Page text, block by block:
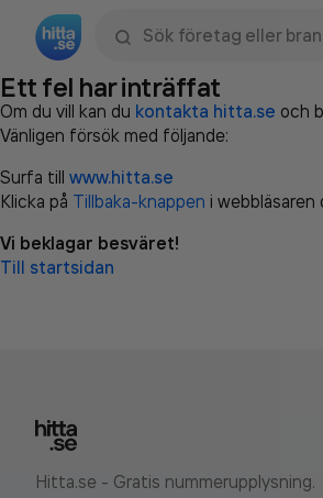
Ett fel har inträffat
Om du vill kan du kontakta hitta.se och
Vänligen försök med följande:
Surfa till www.hitta.se
Klicka på Tillbaka-knappen i
Vi beklagar besväret!
Till startsidan
Hitta.se - Gratis nummerupplysning.